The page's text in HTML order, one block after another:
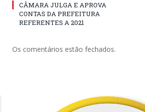
CÂMARA JULGA E APROVA
CONTAS DA PREFEITURA
REFERENTES A 2021
Os comentários estão fechados.